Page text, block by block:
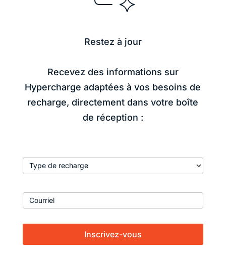
Restez à jour
Recevez des informations sur
Hypercharge adaptées à vos besoins de
recharge, directement dans votre boîte
de réception :
Email
Signup
Type de recharge
Courriel
Inscrivez-vous